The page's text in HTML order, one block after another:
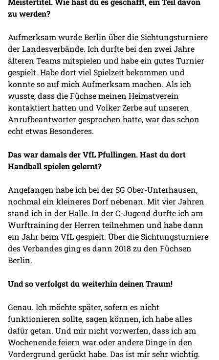
zu werden?
Aufmerksam wurde Berlin über die Sichtungsturniere
der Landesverbände. Ich durfte bei den zwei Jahre
älteren Teams mitspielen und habe ein gutes Turnier
gespielt. Habe dort viel Spielzeit bekommen und
konnte so auf mich Aufmerksam machen. Als ich
wusste, dass die Füchse meinen Heimatverein
kontaktiert hatten und Volker Zerbe auf unseren
Anrufbeantworter gesprochen hatte, war das schon
echt etwas Besonderes.
Das war damals der VfL Pfullingen. Hast du dort
Handball spielen gelernt?
Angefangen habe ich bei der SG Ober-Unterhausen,
nochmal ein kleineres Dorf nebenan. Mit vier Jahren
stand ich in der Halle. In der C-Jugend durfte ich am
Wurftraining der Herren teilnehmen und habe dann
ein Jahr beim VfL gespielt. Über die Sichtungsturniere
des Verbandes ging es dann 2018 zu den Füchsen
Berlin.
Und so verfolgst du weiterhin deinen Traum!
Genau. Ich möchte später, sofern es nicht
funktionieren sollte, sagen können, ich habe alles
dafür getan. Und mir nicht vorwerfen, dass ich am
Wochenende feiern war oder andere Dinge in den
Vordergrund gerückt habe. Das ist mir sehr wichtig.